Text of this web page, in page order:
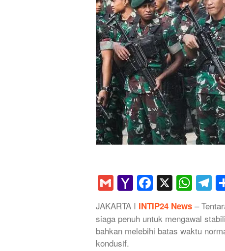
GmailYahoo
Mail
Facebook
X
JAKARTA I INTIP24 News –
siaga penuh untuk mengawal
bahkan melebihi batas waktu
kondusif.